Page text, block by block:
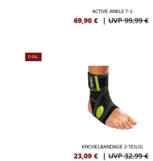
ACTIVE ANKLE T-2
69,90 € | UVP 99,99 €
DEAL
KNCHELBANDAGE 2-TEILIG
23,09 € | UVP 32,99 €